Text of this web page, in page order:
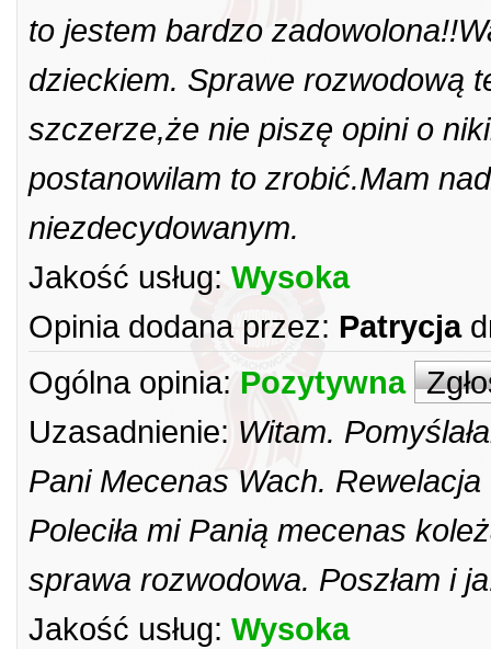
to jestem bardzo
dzieckiem. Sprawe rozwodową
szczerze,że nie piszę opini o
postanowilam to zrobić.Mam
niezdecydowanym.
Jakość usług: Wysoka
Opinia dodana przez: Patrycja
Ogólna opinia: Pozytywna
Uzasadnienie: Witam.
Pani Mecenas Wach.
Poleciła mi Panią mecenas
sprawa rozwodowa. Poszłam i
Jakość usług: Wysoka